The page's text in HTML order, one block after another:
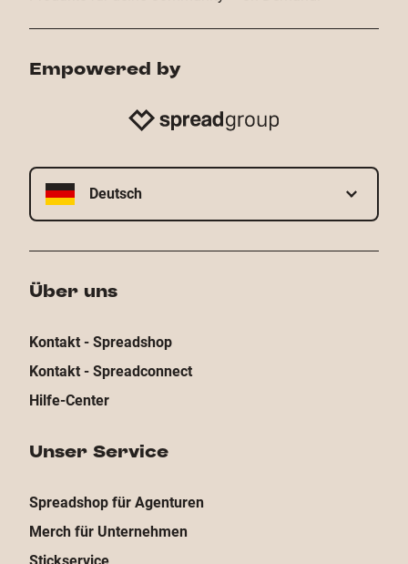
Empowered by
Deutsch
Über uns
Kontakt - Spreadshop
Kontakt - Spreadconnect
Hilfe-Center
Unser Service
Spreadshop für Agenturen
Merch für Unternehmen